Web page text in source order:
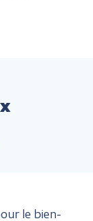
le bien-